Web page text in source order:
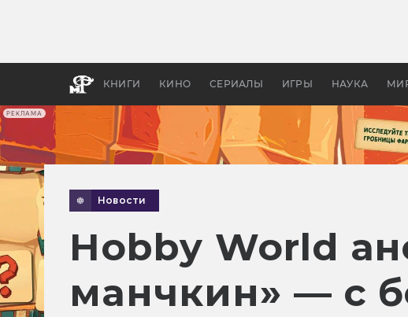
РЕКЛАМА
КНИГИ КИНО СЕРИАЛЫ ИГРЫ НАУКА
бы
Новости
Hobby World
манчкин» — с